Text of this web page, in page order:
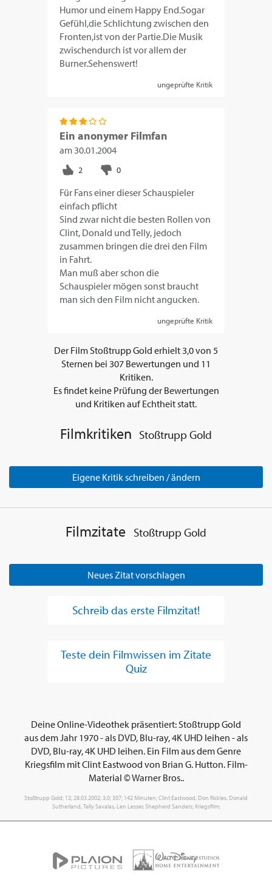
Humor und einem Happy End.Sogar
Gefühl,die Schlichtung zwischen den
Fronten,ist von der Partie.Die Musik
zwischendurch ist vor allem der
Burner.Sehenswert!
ungeprüfte Kritik
Ein anonymer Filmfan
am 30.01.2004
Für Fans einer dieser Schauspieler
einfach pflicht
Sind zwar nicht die besten Rollen von
Clint, Donald und Telly, jedoch
zusammen bringen die drei den Film
in Fahrt.
Man muß aber schon die
Schauspieler mögen sonst braucht
man sich den Film nicht angucken.
ungeprüfte Kritik
Der Film Stoßtrupp Gold erhielt 3,0von 5
Sternen bei 307 Bewertungen und 11
Kritiken.
Es findet keine Prüfung der Bewertungen
und Kritiken auf Echtheit statt.
Filmkritiken Stoßtrupp Gold
Eigene Kritik schreiben / ändern
Filmzitate Stoßtrupp Gold
Neues Zitat vorschlagen
Schreib das erste Filmzitat!
Teste dein Filmwissen im Zitate
Quiz
Deine Online-Videothek präsentiert: Stoßtrupp Gold
aus dem Jahr 1970 - als DVD, Blu-ray, 4K UHD leihen - als
DVD, Blu-ray, 4K UHD leihen. Ein Film aus dem Genre
Kriegsfilm mit Clint Eastwood von Brian G. Hutton. Film-
Material © Warner Bros..
Stoßtrupp Gold; 12; 28.03.2002; 3,0; 307; 142 Minuten; Clint Eastwood, Don Rickles, Donald
Sutherland, Telly Savalas, Len Lesser, Shepherd Sanders; Kriegsfilm;